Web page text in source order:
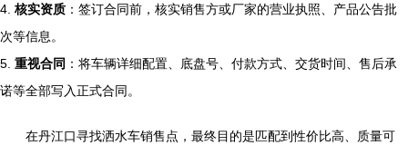
4. 核实资质 ：签订合同前，核实销售方或厂家的营业执照、产品公告批
次等信息。
5. 重视合同 ：将车辆详细配置、底盘号、付款方式、交货时间、售后承
诺等全部写入正式合同。
在丹江口寻找洒水车销售点，最终目的是匹配到性价比高、质量可